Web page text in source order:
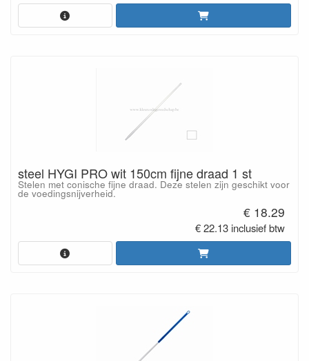
steel HYGI PRO wit 150cm fijne draad 1 st
Stelen met conische fijne draad. Deze stelen zijn geschikt voor
de voedingsnijverheid.
€ 18.29
€ 22.13 inclusief btw